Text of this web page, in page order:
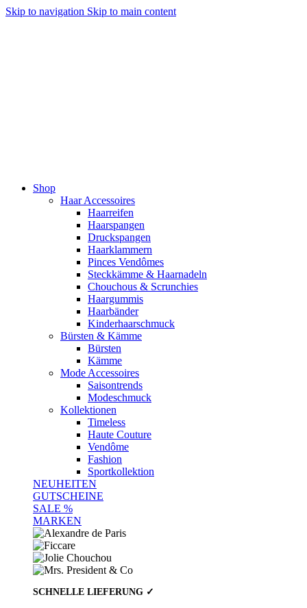
Skip to navigation Skip to main content
Shop
Haar Accessoires
Haarreifen
Haarspangen
Druckspangen
Haarklammern
Pinces Vendômes
Steckkämme & Haarnadeln
Chouchous & Scrunchies
Haargummis
Haarbänder
Kinderhaarschmuck
Bürsten & Kämme
Bürsten
Kämme
Mode Accessoires
Saisontrends
Modeschmuck
Kollektionen
Timeless
Haute Couture
Vendôme
Fashion
Sportkollektion
NEUHEITEN
GUTSCHEINE
SALE %
MARKEN
SCHNELLE LIEFERUNG ✓